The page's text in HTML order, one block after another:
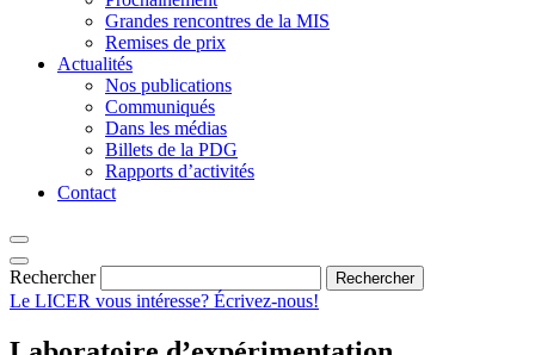
Grandes rencontres de la MIS
Remises de prix
Actualités
Nos publications
Communiqués
Dans les médias
Billets de la PDG
Rapports d’activités
Contact
Rechercher Rechercher
Le LICER vous intéresse? Écrivez-nous!